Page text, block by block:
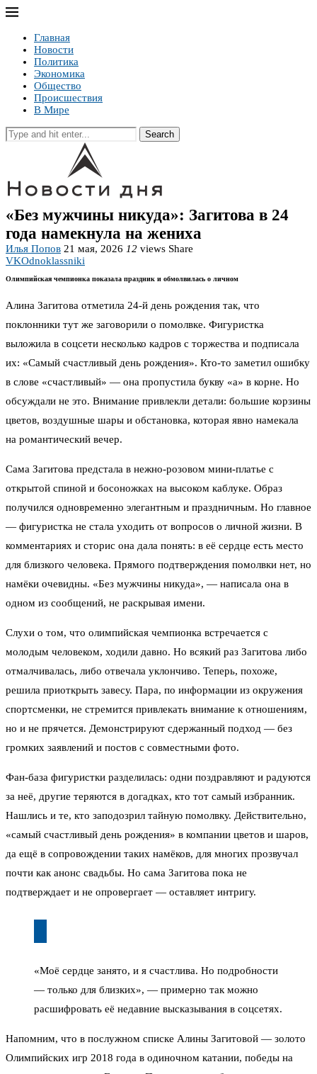
Главная
Новости
Политика
Экономика
Общество
Происшествия
В Мире
Search
«Без мужчины никуда»: Загитова в 24
года намекнула на жениха
Илья Попов 21 мая, 2026 12 views Share
VKOdnoklassniki
Олимпийская чемпионка показала праздник и обмолвилась о личном
Алина Загитова отметила 24-й день рождения так, что
поклонники тут же заговорили о помолвке. Фигуристка
выложила в соцсети несколько кадров с торжества и подписала
их: «Самый счастливый день рождения». Кто-то заметил ошибку
в слове «счастливый» — она пропустила букву «а» в корне. Но
обсуждали не это. Внимание привлекли детали: большие корзины
цветов, воздушные шары и обстановка, которая явно намекала
на романтический вечер.
Сама Загитова предстала в нежно-розовом мини-платье с
открытой спиной и босоножках на высоком каблуке. Образ
получился одновременно элегантным и праздничным. Но главное
— фигуристка не стала уходить от вопросов о личной жизни. В
комментариях и сторис она дала понять: в её сердце есть место
для близкого человека. Прямого подтверждения помолвки нет, но
намёки очевидны. «Без мужчины никуда», — написала она в
одном из сообщений, не раскрывая имени.
Слухи о том, что олимпийская чемпионка встречается с
молодым человеком, ходили давно. Но всякий раз Загитова либо
отмалчивалась, либо отвечала уклончиво. Теперь, похоже,
решила приоткрыть завесу. Пара, по информации из окружения
спортсменки, не стремится привлекать внимание к отношениям,
но и не прячется. Демонстрируют сдержанный подход — без
громких заявлений и постов с совместными фото.
Фан-база фигуристки разделилась: одни поздравляют и радуются
за неё, другие теряются в догадках, кто тот самый избранник.
Нашлись и те, кто заподозрил тайную помолвку. Действительно,
«самый счастливый день рождения» в компании цветов и шаров,
да ещё в сопровождении таких намёков, для многих прозвучал
почти как анонс свадьбы. Но сама Загитова пока не
подтверждает и не опровергает — оставляет интригу.
«Моё сердце занято, и я счастлива. Но подробности
— только для близких», — примерно так можно
расшифровать её недавние высказывания в соцсетях.
Напомним, что в послужном списке Алины Загитовой — золото
Олимпийских игр 2018 года в одиночном катании, победы на